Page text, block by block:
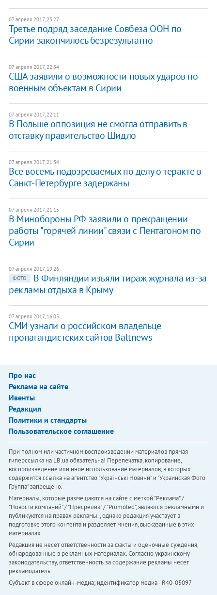
07 апреля 2017, 23:27
Третье подряд заседание Совбеза ООН по
Сирии закончилось безрезультатно
07 апреля 2017, 22:54
США заявили о возможности новых ударов по
военным объектам в Сирии
07 апреля 2017, 22:11
В Польше оппозиция не смогла отправить в
отставку правительство Шидло
07 апреля 2017, 21:34
Все восемь подозреваемых по делу о теракте в
Санкт-Петербурге задержаны
07 апреля 2017, 21:15
В Минобороны РФ заявили о прекращении
работы "горячей линии" связи с Пентагоном по
Сирии
07 апреля 2017, 19:26
ФОТО
В Финляндии изъяли тираж журнала из-за
рекламы отдыха в Крыму
07 апреля 2017, 16:05
СМИ узнали о российском владельце
пропагандистских сайтов Baltnews
Про нас
Реклама на сайте
Ивенты
Редакция
Политики и стандарты
Пользовательское соглашение
При полном или частичном воспроизведении материалов прямая
гиперссылка на LB.ua обязательна! Перепечатка, копирование,
воспроизведение или иное использование материалов, в которых
содержится ссылка на агентство "Українськi Новини" и "Украинская Фото
Группа" запрещено.
Материалы, которые размещаются на сайте с меткой "Реклама" /
"Новости компаний" / "Пресрелиз" / "Promoted", являются рекламными и
публикуются на правах рекламы. , однако редакция участвует в
подготовке этого контента и разделяет мнения, высказанные в этих
материалах.
Редакция не несет ответственности за факты и оценочные суждения,
обнародованные в рекламных материалах. Согласно украинскому
законодательству, ответственность за содержание рекламы несет
рекламодатель.
Субъект в сфере онлайн-медиа; идентификатор медиа - R40-05097